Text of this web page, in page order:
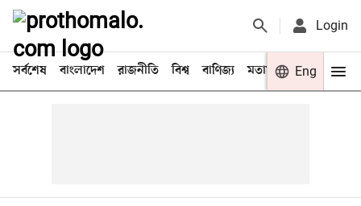
Login
সর্বশেষ বাংলাদেশ রাজনীতি বিশ্ব বাণিজ্য মতামত খেলা
Eng